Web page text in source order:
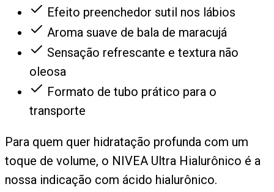
Efeito preenchedor sutil nos lábios
Aroma suave de bala de maracujá
Sensação refrescante e textura não
oleosa
Formato de tubo prático para o
transporte
Para quem quer hidratação profunda com um
toque de volume, o NIVEA Ultra Hialurônico é a
nossa indicação com ácido hialurônico.